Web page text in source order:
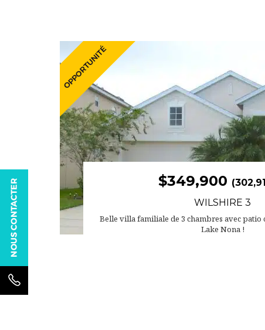
$349,900
WILSHIRE 3
Belle villa familiale de 3 chambres avec
Lake Nona !